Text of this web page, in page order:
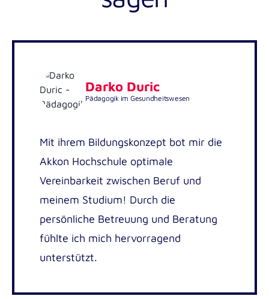
qualifizierten Fachkräften
Gesundheitspädagogik oder
Individuelle Betreuung und Lernen in
Darko Duric
Pädagogik im Gesundheitswesen
Mit ihrem Bildungskonzept bot mir die
Akkon Hochschule optimale
Vereinbarkeit zwischen Beruf und
meinem Studium! Durch die
persönliche Betreuung und Beratung
fühlte ich mich hervorragend
unterstützt.